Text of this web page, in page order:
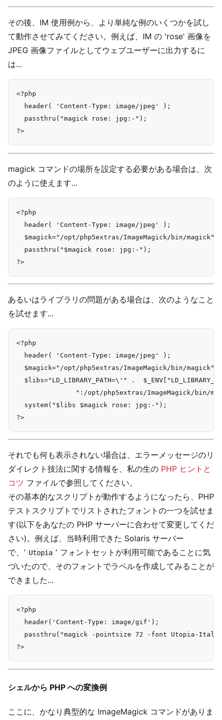
その後、IM 使用例から、より単純な例のいくつかを試し
て動作させてみてください。例えば、IM の 'rose' 画像を
JPEG 画像ファイルとしてウェブユーザーに出力するに
は...
<?php
  header( 'Content-Type: image/jpeg' );
  passthru("magick rose: jpg:-");
magick コマンドの場所を設定する必要がある場合は、次
のように使えます...
<?php
  header( 'Content-Type: image/jpeg' );
  $magick="/opt/php5extras/ImageMagick/bin/magick"
  passthru("$magick rose: jpg:-");
あるいはライブラリの問題がある場合は、次のようなこと
を試せます...
<?php
  header( 'Content-Type: image/jpeg' );
  $magick="/opt/php5extras/ImageMagick/bin/magick";
$libs="LD_LIBRARY_PATH=\'" .
":/opt/php5extras/ImageMagick/bin/
  system("$libs $magick rose: jpg:-");
それでも何も表示されない場合は、エラーメッセージのリ
ダイレクト技法に関する情報を、私の生の PHP ヒントと
コツ ファイルで参照してください。
その基本的なスクリプトが動作するようになったら、PHP
テストスクリプトでリストされたフォントの一つを試せま
す(以下をあなたの PHP サーバーに合わせて変更してくだ
さい)。例えば、当時利用できた Solaris サーバー
で、' Utopia ' フォントセットが利用可能であることに気
づいたので、そのフォントでラベルを作成してみることが
できました...
<?php
  header('Content-Type: image/gif');
passthru("magick -pointsize 72 -font Utopia-
シェルから PHP への変換例
ここに、かなり典型的な ImageMagick コマンドがありま